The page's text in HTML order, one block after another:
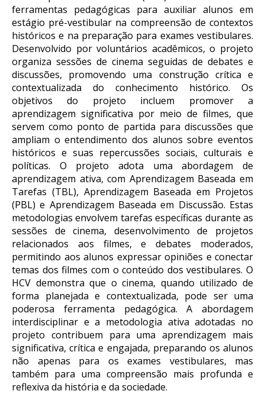
ferramentas pedagógicas para auxiliar alunos em
estágio pré-vestibular na compreensão de contextos
históricos e na preparação para exames vestibulares.
Desenvolvido por voluntários acadêmicos, o projeto
organiza sessões de cinema seguidas de debates e
discussões, promovendo uma construção crítica e
contextualizada do conhecimento histórico. Os
objetivos do projeto incluem promover a
aprendizagem significativa por meio de filmes, que
servem como ponto de partida para discussões que
ampliam o entendimento dos alunos sobre eventos
históricos e suas repercussões sociais, culturais e
políticas. O projeto adota uma abordagem de
aprendizagem ativa, com Aprendizagem Baseada em
Tarefas (TBL), Aprendizagem Baseada em Projetos
(PBL) e Aprendizagem Baseada em Discussão. Estas
metodologias envolvem tarefas específicas durante as
sessões de cinema, desenvolvimento de projetos
relacionados aos filmes, e debates moderados,
permitindo aos alunos expressar opiniões e conectar
temas dos filmes com o conteúdo dos vestibulares. O
HCV demonstra que o cinema, quando utilizado de
forma planejada e contextualizada, pode ser uma
poderosa ferramenta pedagógica. A abordagem
interdisciplinar e a metodologia ativa adotadas no
projeto contribuem para uma aprendizagem mais
significativa, crítica e engajada, preparando os alunos
não apenas para os exames vestibulares, mas
também para uma compreensão mais profunda e
reflexiva da história e da sociedade.